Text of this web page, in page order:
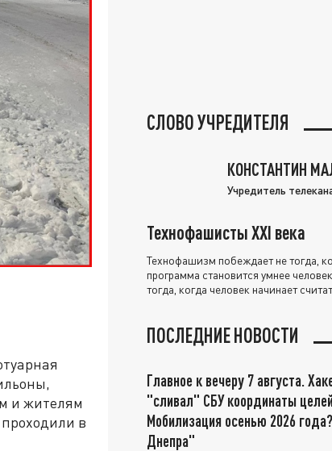
и жителям
в
СЛОВО УЧРЕДИТЕЛЯ
КОНСТАНТИН
Учредитель
Технофашисты XXI века
Технофашизм побеждает не тогда,
программа становится умнее
тогда, когда человек начинает
ПОСЛЕДНИЕ НОВОСТИ
Главное к вечеру 7 августа.
"сливал" СБУ координаты
Мобилизация осенью 2026
Днепра"